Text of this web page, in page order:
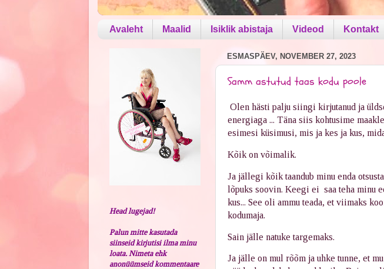
Avaleht Maalid Isiklik abistaja Videod Kontakt
ESMASPÄEV, NOVEMBER 27, 2023
Samm astutud taas kodu poole
Olen hästi palju siingi kirjutanud ja
energiaga ... Täna siis kohtusime
esimesi küsimusi, mis ja kes ja kus,
Kõik on võimalik.
Ja jällegi kõik taandub minu enda
lõpuks soovin. Keegi ei saa teha minu
kus... See oli ammu teada, et viimaks
kodumaja.
Sain jälle natuke targemaks.
Ja jälle on mul rõõm ja uhke tunne, et
Head lugejad!
Palun mitte kasutada
siinseid kirjutisi ilma minu
loata. Nimeta ehk
anonüümseid kommentaare